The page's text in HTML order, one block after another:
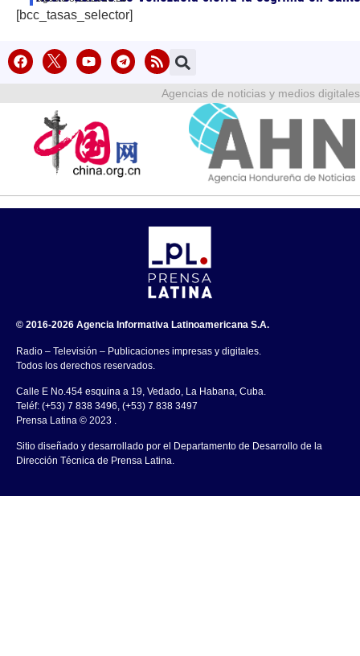
[bcc_tasas_selector]
Agencias de noticias y medios digitales
© 2016-2026 Agencia Informativa Latinoamericana S.A.
Radio – Televisión – Publicaciones impresas y digitales.
Todos los derechos reservados.
Calle E No.454 esquina a 19, Vedado, La Habana, Cuba.
Teléf: (+53) 7 838 3496, (+53) 7 838 3497
Prensa Latina © 2023 .
Sitio diseñado y desarrollado por el Departamento de Desarrollo de la
Dirección Técnica de Prensa Latina.